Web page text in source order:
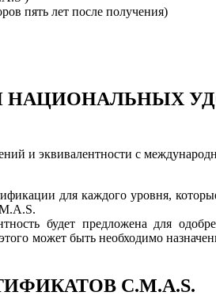
пять лет после получения)
и эквивалентности с
для каждого уровня,
будет предложена для
может быть необходимо
C.M.A.S.